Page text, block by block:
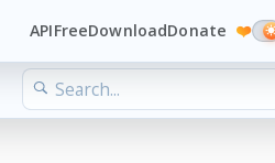
APIFreeDownloadDonate ❤️